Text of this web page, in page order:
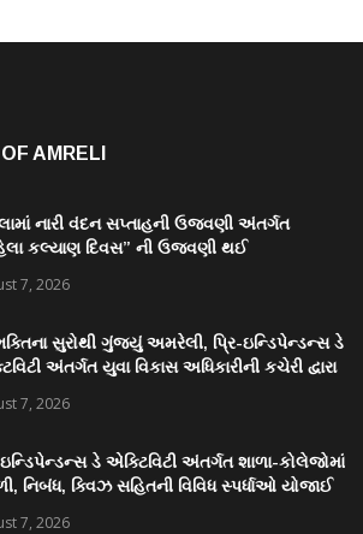
AMRELI
નારી વંદન સપ્તાહની ઉજવણી અંતર્ગત
કલ્યાણ દિવસ” ની ઉજવણી થઈ
7, 2026
સુરોથી ગુંજ્યું અમરેલી, પ્રિ-ઇન્ડિપેન્ડન્સ ડે
અંતર્ગત યુવા વિકાસ અધિકારીની કચેરી દ્વારા
7, 2026
ઇન્ડિપેન્ડન્સ ડે એક્ટિવિટી અંતર્ગત શાળા-કોલેજોમાં
નિબંધ, ક્વિઝ સહિતની વિવિધ સ્પર્ધાઓ યોજાઈ
7, 2026